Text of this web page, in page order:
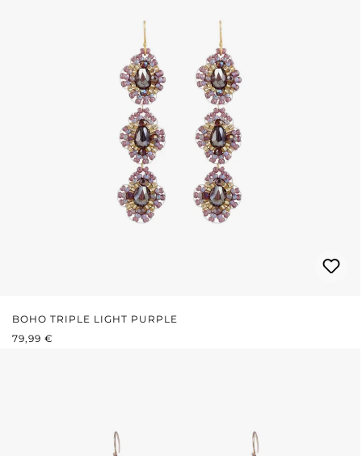
BOHO TRIPLE LIGHT PURPLE
REGULÄRER PREIS:
79,99 €